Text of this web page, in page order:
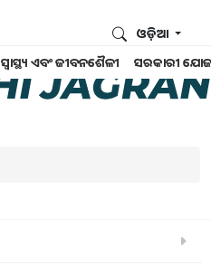
ସ୍ୱାସ୍ଥ୍ୟ ଏବଂ ଜୀବନଶୈଳୀ ସରକାରୀ
ଓଡ଼ିଆ